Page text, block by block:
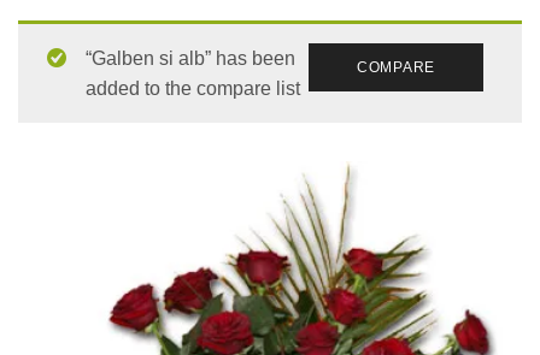
COMPARE
“Galben si alb” has been
added to the compare list